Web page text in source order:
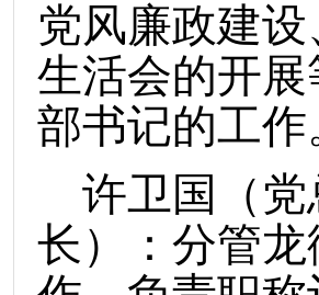
党风廉政建
生活会的开
部书记的工作
许卫国（
长）：分管